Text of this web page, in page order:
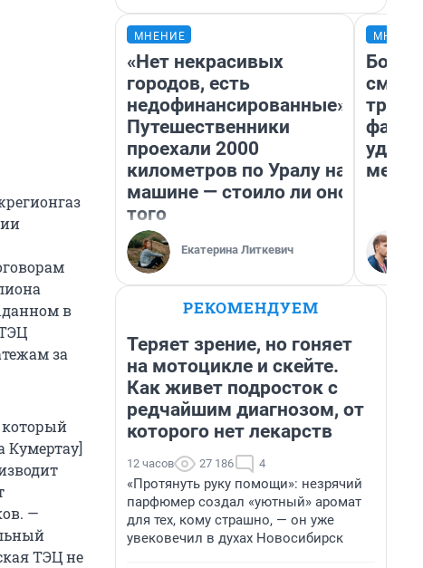
в
за
который
Кумертау]
—
ТЭЦ не
МНЕНИЕ
«Нет некрасивых
городов, есть
недофинансированные».
Путешественники
проехали 2000
километров по Уралу на
машине — стоило ли оно
того
Екатерина Литкевич
месте
РЕКОМЕНДУЕМ
Теряет зрение, но гоняет
на мотоцикле и скейте.
Как живет подросток с
редчайшим диагнозом, от
которого нет лекарств
12 часов 27 186 4
«Протянуть руку помощи»: незрячий
парфюмер создал «уютный» аромат
для тех, кому страшно, — он уже
увековечил в духах Новосибирск